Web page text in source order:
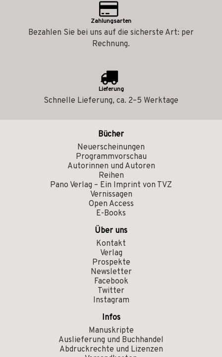
Zahlungsarten
Bezahlen Sie bei uns auf die sicherste Art: per
Rechnung.
Lieferung
Schnelle Lieferung, ca. 2–5 Werktage
Bücher
Neuerscheinungen
Programmvorschau
Autorinnen und Autoren
Reihen
Pano Verlag – Ein Imprint von TVZ
Vernissagen
Open Access
E-Books
Über uns
Kontakt
Verlag
Prospekte
Newsletter
Facebook
Twitter
Instagram
Infos
Manuskripte
Auslieferung und Buchhandel
Abdruckrechte und Lizenzen